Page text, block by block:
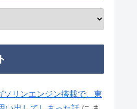
ソリンエンジン搭載で、東